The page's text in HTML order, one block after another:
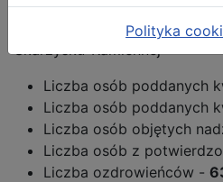
Sytuacja epidemiologiczna
Skarżysku-Kamiennej
Liczba osób poddanych
Liczba osób poddanych
Liczba osób objętych
Liczba osób z
Liczba ozdrowieńców -
Polityka